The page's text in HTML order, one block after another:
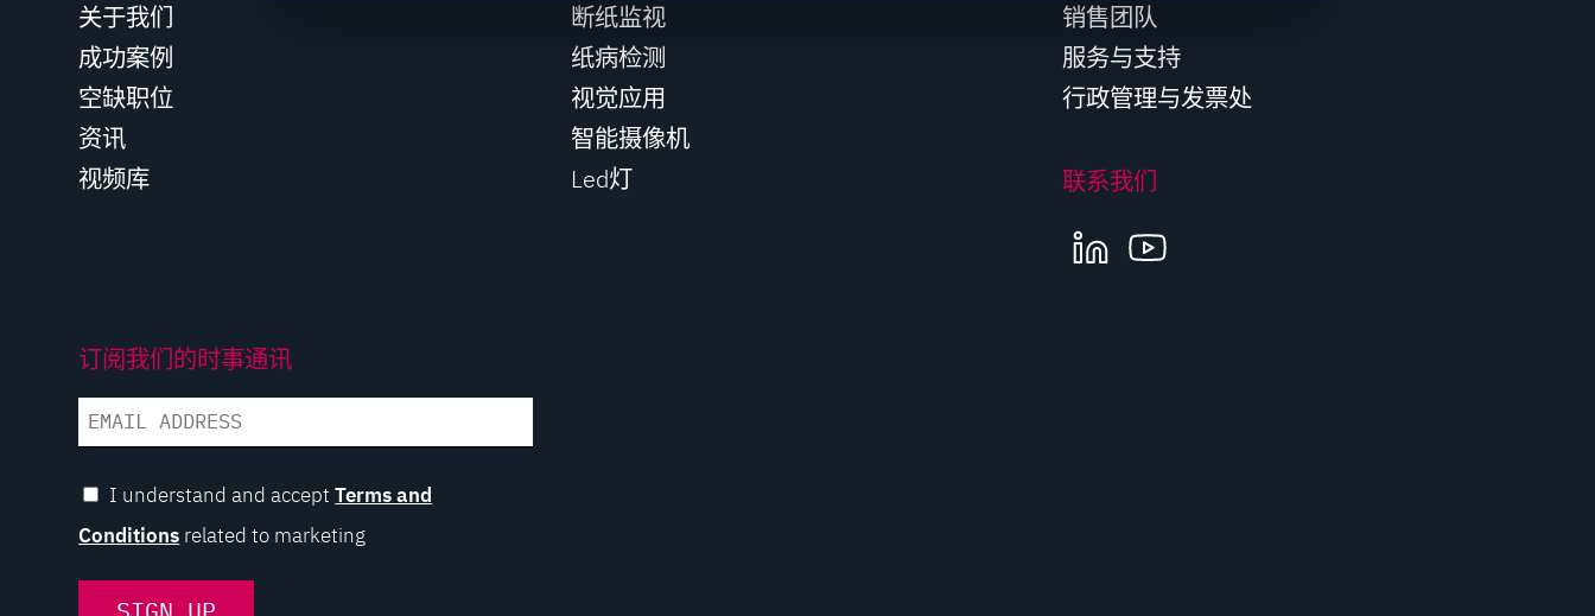
关于我们
成功案例
空缺职位
资讯
视频库
断纸监视
纸病检测
视觉应用
智能摄像机
Led灯
销售团队
服务与支持
行政管理与发票处
联系我们
LINKEDINYOUTUBE
订阅我们的时事通讯
EMAIL
I understand and acceptTerms and
Conditions related to marketing